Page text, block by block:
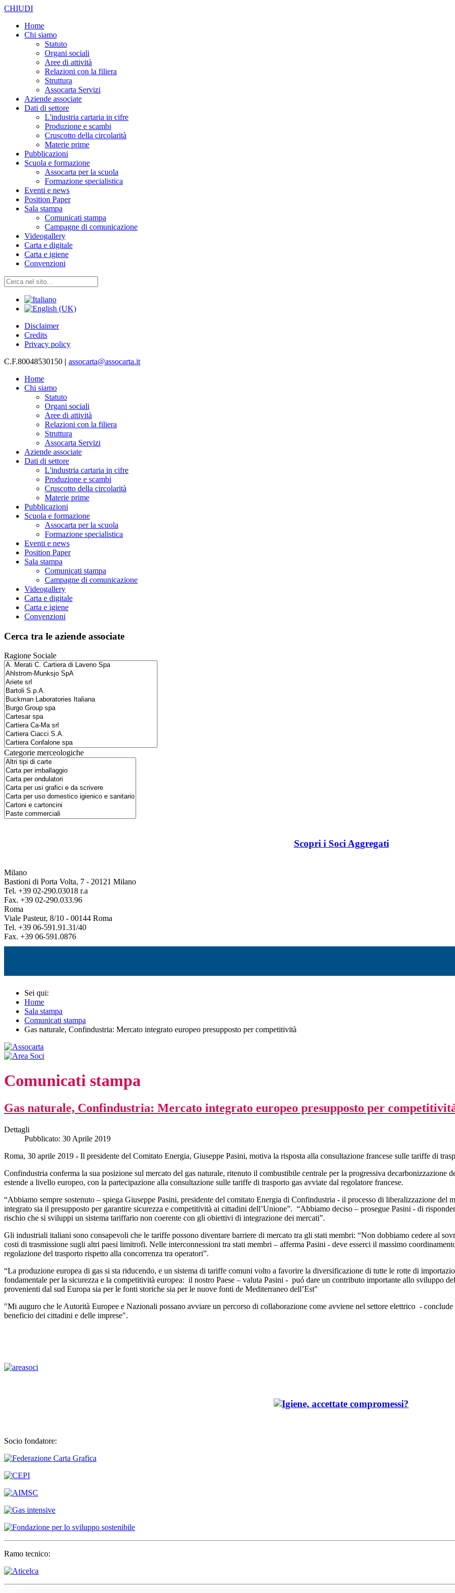
CHIUDI
Home
Chi siamo
Statuto
Organi sociali
Aree di attività
Relazioni con la filiera
Struttura
Assocarta Servizi
Aziende associate
Dati di settore
L'industria cartaria in cifre
Produzione e scambi
Cruscotto della circolarità
Materie prime
Pubblicazioni
Scuola e formazione
Assocarta per la scuola
Formazione specialistica
Eventi e news
Position Paper
Sala stampa
Comunicati stampa
Campagne di comunicazione
Videogallery
Carta e digitale
Carta e igiene
Convenzioni
Disclaimer
Credits
Privacy policy
C.F.80048530150 | assocarta@assocarta.it
Home
Chi siamo
Statuto
Organi sociali
Aree di attività
Relazioni con la filiera
Struttura
Assocarta Servizi
Aziende associate
Dati di settore
L'industria cartaria in cifre
Produzione e scambi
Cruscotto della circolarità
Materie prime
Pubblicazioni
Scuola e formazione
Assocarta per la scuola
Formazione specialistica
Eventi e news
Position Paper
Sala stampa
Comunicati stampa
Campagne di comunicazione
Videogallery
Carta e digitale
Carta e igiene
Convenzioni
Cerca tra le aziende associate
Ragione Sociale
Categorie merceologiche
Scopri i Soci Aggregati
Milano
Bastioni di Porta Volta, 7 - 20121 Milano
Tel. +39 02-290.03018 r.a
Fax. +39 02-290.033.96
Roma
Viale Pasteur, 8/10 - 00144 Roma
Tel. +39 06-591.91.31/40
Fax. +39 06-591.0876
Sei qui:
Home
Sala stampa
Comunicati stampa
Gas naturale, Confindustria: Mercato integrato europeo presupposto per competitività
Comunicati stampa
Gas naturale, Confindustria: Mercato integrato europeo presupposto per
Dettagli
Pubblicato: 30 Aprile 2019
Roma, 30 aprile 2019 - Il presidente del Comitato Energia, Giuseppe Pasini, motiva la risposta alla consultazione francese sulle tariffe di
Confindustria conferma la sua posizione sul mercato del gas naturale, ritenuto il combustibile centrale per la progressiva decarbonizzazione
estende a livello europeo, con la partecipazione alla consultazione sulle tariffe di trasporto gas avviate dal regolatore francese.
“Abbiamo sempre sostenuto – spiega Giuseppe Pasini, presidente del comitato Energia di Confindustria - il processo di liberalizzazione del
integrato sia il presupposto per garantire sicurezza e competitività ai cittadini dell’Unione”. “Abbiamo deciso – prosegue Pasini - di
rischio che si sviluppi un sistema tariffario non coerente con gli obiettivi di integrazione dei mercati”.
Gli industriali italiani sono consapevoli che le tariffe possono diventare barriere di mercato tra gli stati membri: “Non dobbiamo cedere al
costi di trasmissione sugli altri paesi limitrofi. Nelle interconnessioni tra stati membri – afferma Pasini - deve esserci il massimo
regolazione del trasporto rispetto alla concorrenza tra operatori”.
“La produzione europea di gas si sta riducendo, e un sistema di tariffe comuni volto a favorire la diversificazione di tutte le rotte di
fondamentale per la sicurezza e la competitività europea: il nostro Paese – valuta Pasini - puó dare un contributo importante allo sviluppo
provenienti dal sud Europa sia per le fonti storiche sia per le nuove fonti de Mediterraneo dell’Est"
"Mi auguro che le Autorità Europee e Nazionali possano avviare un percorso di collaborazione come avviene nel settore elettrico -
beneficio dei cittadini e delle imprese".
Socio fondatore:
Ramo tecnico: